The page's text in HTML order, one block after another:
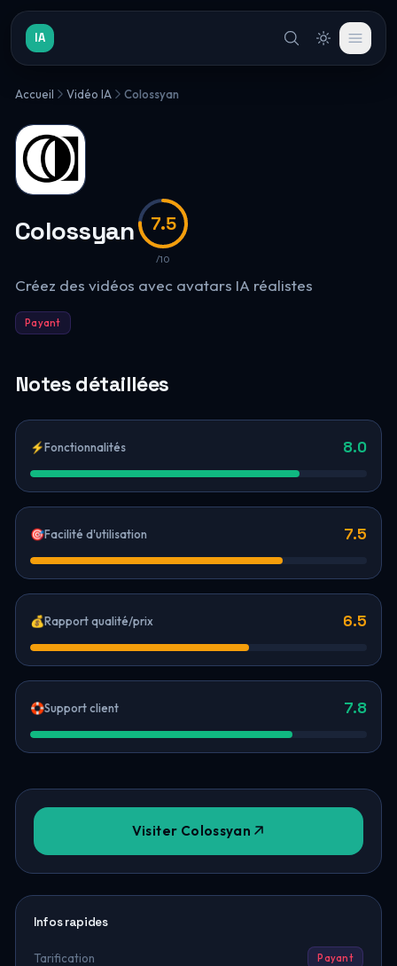
IA
Accueil Vidéo IA Colossyan
Colossyan 7.5
/10
Créez des vidéos avec avatars IA réalistes
Payant
Notes détaillées
⚡Fonctionnalités 8.0
🎯Facilité d'utilisation 7.5
💰Rapport qualité/prix 6.5
🛟Support client 7.8
Visiter Colossyan
Infos rapides
Tarification Payant